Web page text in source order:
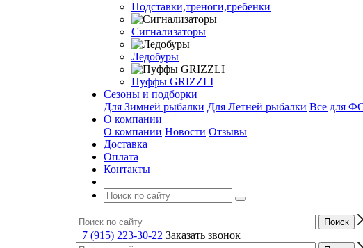
Подставки,треноги,гребенки
Сигнализаторы
Ледобуры
Пуффы GRIZZLI
Сезоны и подборки
Для Зимней рыбалки Для Летней рыбалки Все для
О компании
О компании Новости Отзывы
Доставка
Оплата
Контакты
+7 (915) 223-30-22 Заказать звонок